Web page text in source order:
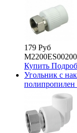
179 Руб
Купить
Угольник с
полипропилен